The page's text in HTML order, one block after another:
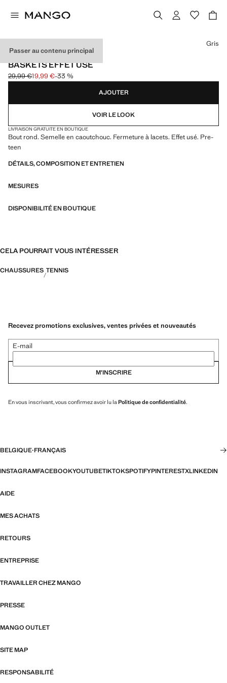
Passer au contenu principal
EXCLUSIVITÉ INTERNET
BASKETS EFFET USÉ
Prix initial barré [29,99 € ]
29,99 €
Prix actuel [19,99 € ]
19,99 €-33 %
Choisissez une couleur
Gris
AJOUTER
VOIR LE LOOK
LIVRAISON GRATUITE EN BOUTIQUE
Bout rond. Semelle en caoutchouc. Fermeture à lacets. Effet usé. Pre-
teen
DÉTAILS, COMPOSITION ET ENTRETIEN
MESURES
DISPONIBILITÉ EN BOUTIQUE
CELA POURRAIT VOUS INTÉRESSER
CHAUSSURES TENNIS
Recevez promotions exclusives, ventes privées et nouveautés
E-mail
M’INSCRIRE
En vous inscrivant, vous confirmez avoir lu la Politique de confidentialité.
BELGIQUE·FRANÇAIS
INSTAGRAMFACEBOOKYOUTUBETIKTOKSPOTIFYPINTERESTXLINKEDIN
AIDE
MES ACHATS
RETOURS
ENTREPRISE
TRAVAILLER CHEZ MANGO
PRESSE
MANGO OUTLET
SITE MAP
RESPONSABILITÉ